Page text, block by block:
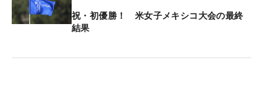
から9位まで浮上。ルーキーの先頭を走っているの
は間違いない。
祝・初優勝！ 米女子メキシコ大会の最終
結果